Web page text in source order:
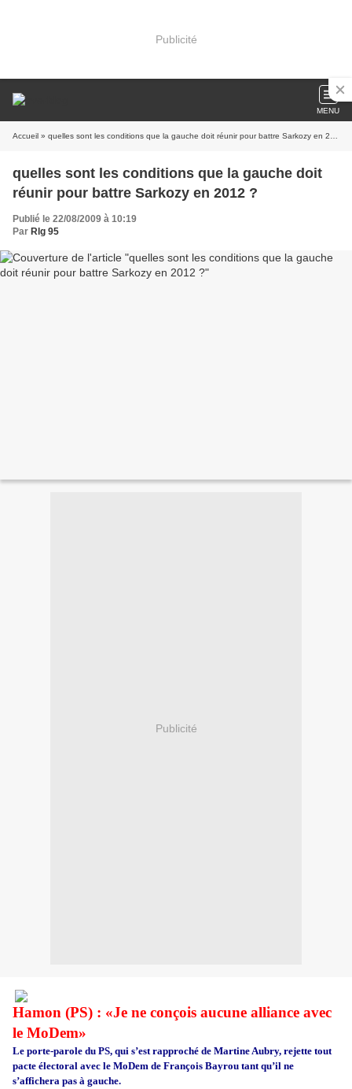
Publicité
MENU
Accueil » quelles sont les conditions que la gauche doit réunir pour battre Sarkozy en 2012 ?
quelles sont les conditions que la gauche doit
réunir pour battre Sarkozy en 2012 ?
Publié le 22/08/2009 à 10:19
Par Rlg 95
Publicité
Hamon (PS) : «Je ne conçois aucune alliance avec
le MoDem»
Le porte-parole du PS, qui s’est rapproché de Martine Aubry, rejette tout
pacte électoral avec le MoDem de François Bayrou tant qu’il ne
s’affichera pas à gauche.